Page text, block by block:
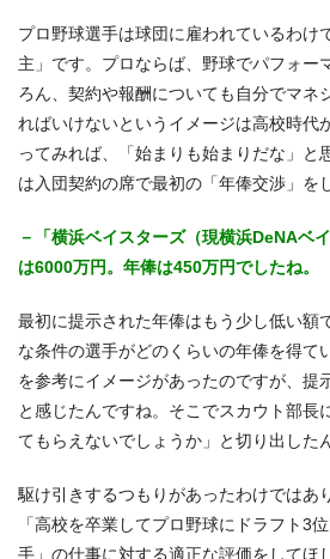
プロ野球選手は球団に雇われているわけ
主」です。プロならば、野球でパフォー
ろん、契約や報酬についても自分でマネ
ればいけないというイメージは高校時代
ってみれば、「始まりも始まりだな」と
は入団契約の席で最初の「年俸交渉」を
－「横浜ベイスターズ（現横浜DeNAベ
は6000万円。年俸は450万円でしたね。
最初に提示された年俸はもう少し低い額
な条件の選手がどのくらいの年俸を得て
を参考にイメージがあったのですが、提
と感じたんですね。そこでスカウト部長
てもらえないでしょうか」と切り出した
駆け引きするつもりがあったわけではあ
「高校を卒業してプロ野球にドラフト3
手」の仕事に対する適正な評価をしてほ